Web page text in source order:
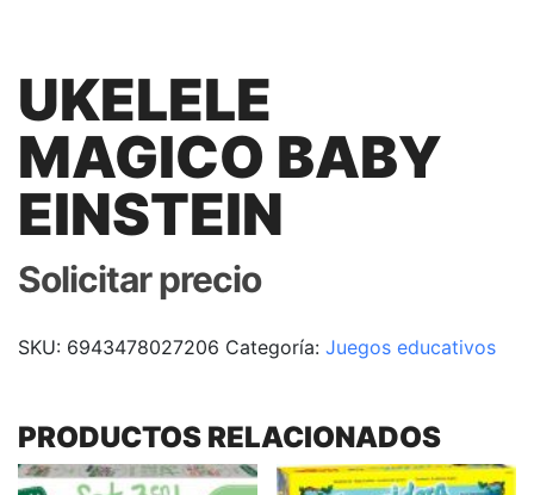
UKELELE
MAGICO BABY
EINSTEIN
Solicitar precio
SKU: 6943478027206 Categoría: Juegos educativos
PRODUCTOS RELACIONADOS